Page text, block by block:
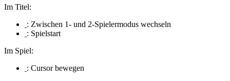
Im Titel:
: Zwischen 1- und 2-Spielermodus wechseln
: Spielstart
Im Spiel:
: Cursor bewegen